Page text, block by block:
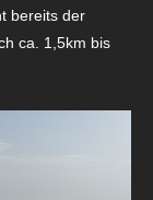
bereits der
ca. 1,5km bis